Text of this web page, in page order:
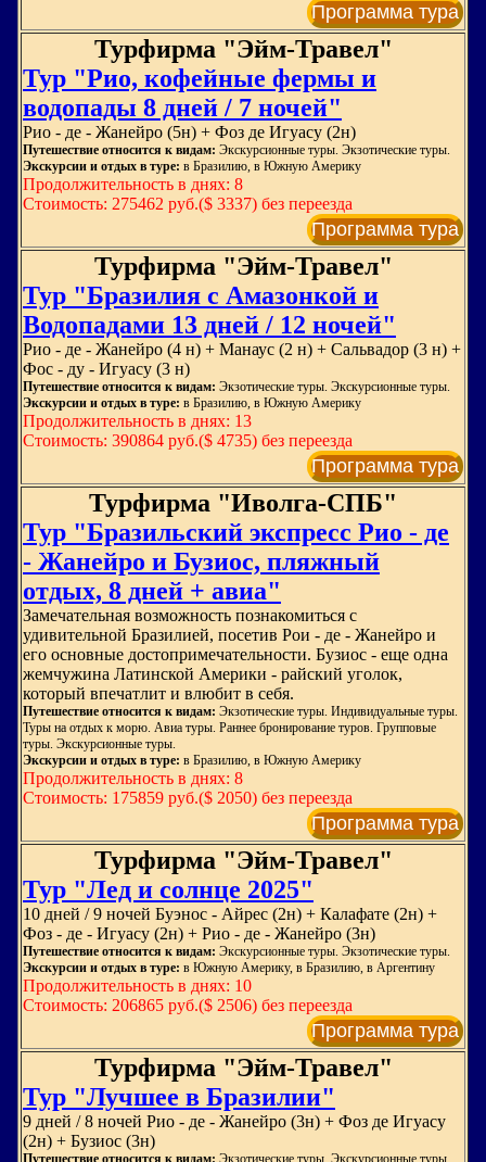
Программа тура
Турфирма "Эйм-Травел"
Тур "Рио, кофейные фермы и
водопады 8 дней / 7 ночей"
Рио - де - Жанейро (5н) + Фоз де Игуасу (2н)
Путешествие относится к видам: Экскурсионные туры. Экзотические туры.
Экскурсии и отдых в туре: в Бразилию, в Южную Америку
Продолжительность в днях: 8
Стоимость: 275462 руб.($ 3337) без переезда
Программа тура
Турфирма "Эйм-Травел"
Тур "Бразилия с Амазонкой и
Водопадами 13 дней / 12 ночей"
Рио - де - Жанейро (4 н) + Манаус (2 н) + Сальвадор (3 н) +
Фос - ду - Игуасу (3 н)
Путешествие относится к видам: Экзотические туры. Экскурсионные туры.
Экскурсии и отдых в туре: в Бразилию, в Южную Америку
Продолжительность в днях: 13
Стоимость: 390864 руб.($ 4735) без переезда
Программа тура
Турфирма "Иволга-СПБ"
Тур "Бразильский экспресс Рио - де
- Жанейро и Бузиос, пляжный
отдых, 8 дней + авиа"
Замечательная возможность познакомиться с
удивительной Бразилией, посетив Рои - де - Жанейро и
его основные достопримечательности. Бузиос - еще одна
жемчужина Латинской Америки - райский уголок,
который впечатлит и влюбит в себя.
Путешествие относится к видам: Экзотические туры. Индивидуальные туры.
Туры на отдых к морю. Авиа туры. Раннее бронирование туров. Групповые
туры. Экскурсионные туры.
Экскурсии и отдых в туре: в Бразилию, в Южную Америку
Продолжительность в днях: 8
Стоимость: 175859 руб.($ 2050) без переезда
Программа тура
Турфирма "Эйм-Травел"
Тур "Лед и солнце 2025"
10 дней / 9 ночей Буэнос - Айрес (2н) + Калафате (2н) +
Фоз - де - Игуасу (2н) + Рио - де - Жанейро (3н)
Путешествие относится к видам: Экскурсионные туры. Экзотические туры.
Экскурсии и отдых в туре: в Южную Америку, в Бразилию, в Аргентину
Продолжительность в днях: 10
Стоимость: 206865 руб.($ 2506) без переезда
Программа тура
Турфирма "Эйм-Травел"
Тур "Лучшее в Бразилии"
9 дней / 8 ночей Рио - де - Жанейро (3н) + Фоз де Игуасу
(2н) + Бузиос (3н)
Путешествие относится к видам: Экзотические туры. Экскурсионные туры.